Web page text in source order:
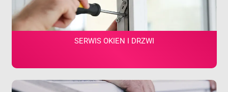
SERWIS OKIEN I DRZWI